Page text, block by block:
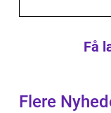
Få
Flere